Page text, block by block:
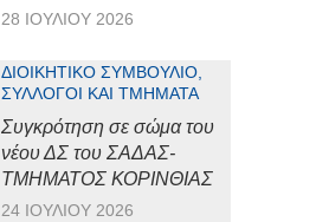
28 ΙΟΥΛΊΟΥ 2026
ΔΙΟΙΚΗΤΙΚΌ ΣΥΜΒΟΎΛΙΟ,
ΣΎΛΛΟΓΟΙ ΚΑΙ ΤΜΉΜΑΤΑ
Συγκρότηση σε σώμα του
νέου ΔΣ του ΣΑΔΑΣ-
ΤΜΗΜΑΤΟΣ ΚΟΡΙΝΘΙΑΣ
24 ΙΟΥΛΊΟΥ 2026